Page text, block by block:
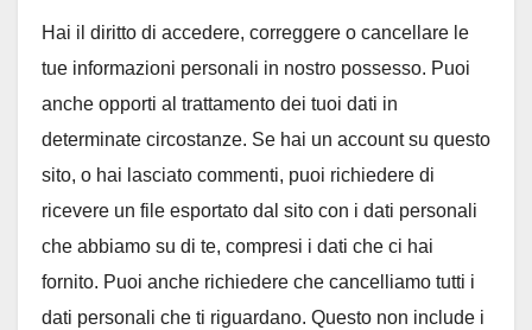
Hai il diritto di accedere, correggere o cancellare le
tue informazioni personali in nostro possesso. Puoi
anche opporti al trattamento dei tuoi dati in
determinate circostanze. Se hai un account su questo
sito, o hai lasciato commenti, puoi richiedere di
ricevere un file esportato dal sito con i dati personali
che abbiamo su di te, compresi i dati che ci hai
fornito. Puoi anche richiedere che cancelliamo tutti i
dati personali che ti riguardano. Questo non include i